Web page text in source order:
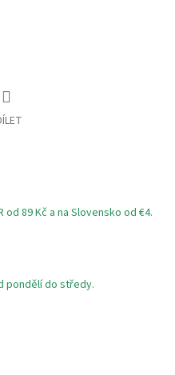
od 89 Kč a na Slovensko od €4.
pondělí do středy.